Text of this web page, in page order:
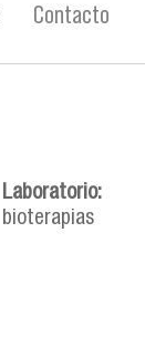
Contacto
Laboratorio:
bioterapias